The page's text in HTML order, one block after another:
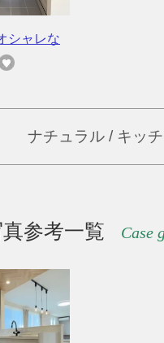
シャレな
ナチュラル / キッ
参考一覧 Case